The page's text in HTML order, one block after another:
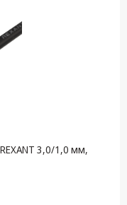
3,0/1,0 мм,